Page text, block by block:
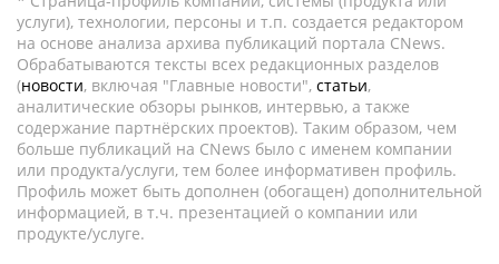
услуги), технологии, персоны и т.п. создается редактором
на основе анализа архива публикаций портала CNews.
Обрабатываются тексты всех редакционных разделов
(новости, включая "Главные новости", статьи,
аналитические обзоры рынков, интервью, а также
содержание партнёрских проектов). Таким образом, чем
больше публикаций на CNews было с именем компании
или продукта/услуги, тем более информативен профиль.
Профиль может быть дополнен (обогащен) дополнительной
информацией, в т.ч. презентацией о компании или
продукте/услуге.